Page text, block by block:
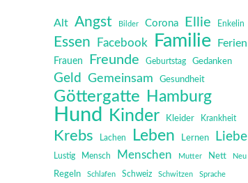
Alt Angst Bilder Corona Ellie Enkelin
Essen Facebook Familie Ferien
Frauen Freunde Geburtstag Gedanken
Geld Gemeinsam Gesundheit
Göttergatte Hamburg
Hund Kinder Kleider Krankheit
Krebs Lachen Leben Lernen Liebe
Lustig Mensch Menschen Mutter Nett Neu
Regeln Schlafen Schweiz Schwitzen Sprache